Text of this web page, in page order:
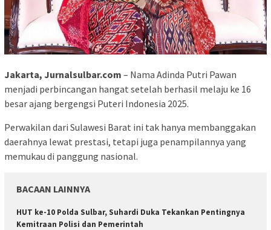
Jakarta, Jurnalsulbar.com – Nama Adinda Putri Pawan
menjadi perbincangan hangat setelah berhasil melaju ke 16
besar ajang bergengsi Puteri Indonesia 2025.
Perwakilan dari Sulawesi Barat ini tak hanya membanggakan
daerahnya lewat prestasi, tetapi juga penampilannya yang
memukau di panggung nasional.
BACAAN LAINNYA
HUT ke-10 Polda Sulbar, Suhardi Duka Tekankan Pentingnya
Kemitraan Polisi dan Pemerintah